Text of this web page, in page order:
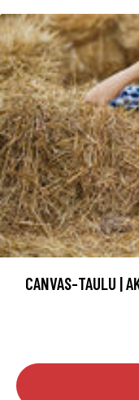
CANVAS-TAULU |